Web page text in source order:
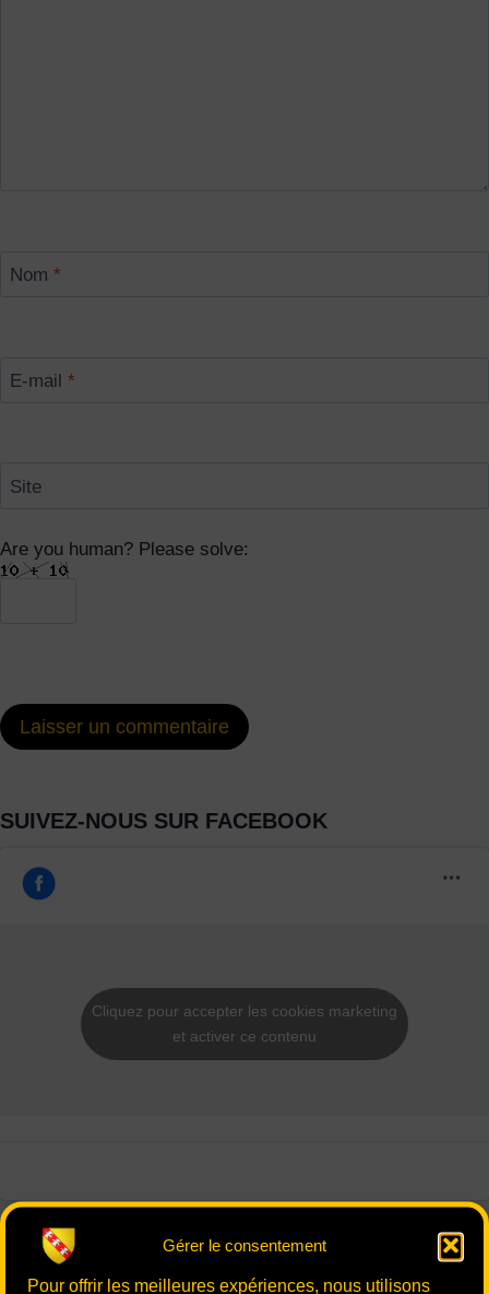
Gérer le consentement
Pour offrir les meilleures expériences, nous utilisons
Nom *
E-mail *
Site
Are you human? Please solve:
SUIVEZ-NOUS SUR FACEBOOK
Cliquez pour accepter les cookies marketing
et activer ce contenu